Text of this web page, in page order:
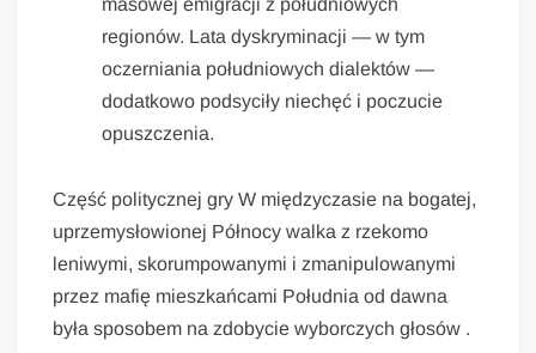
masowej emigracji z południowych
regionów. Lata dyskryminacji — w tym
oczerniania południowych dialektów —
dodatkowo podsyciły niechęć i poczucie
opuszczenia.
Część politycznej gry W międzyczasie na bogatej,
uprzemysłowionej Północy walka z rzekomo
leniwymi, skorumpowanymi i zmanipulowanymi
przez mafię mieszkańcami Południa od dawna
była sposobem na zdobycie wyborczych głosów .